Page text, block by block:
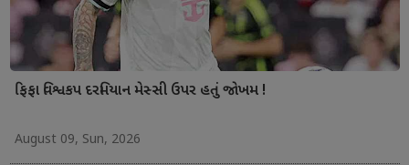
ફિફા વિશ્વકપ દરમિયાન મેસ્સી ઉપર હતું જોખમ !
August 09, Sun, 2026